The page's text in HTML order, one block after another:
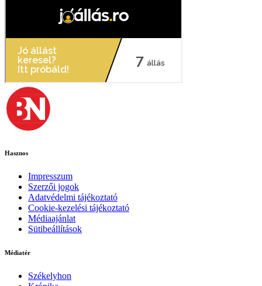
Hasznos
Impresszum
Szerzői jogok
Adatvédelmi tájékoztató
Cookie-kezelési tájékoztató
Médiaajánlat
Sütibeállítások
Médiatér
Székelyhon